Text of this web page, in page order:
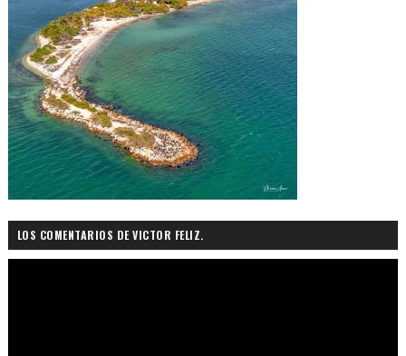
LOS COMENTARIOS DE VICTOR FELIZ.